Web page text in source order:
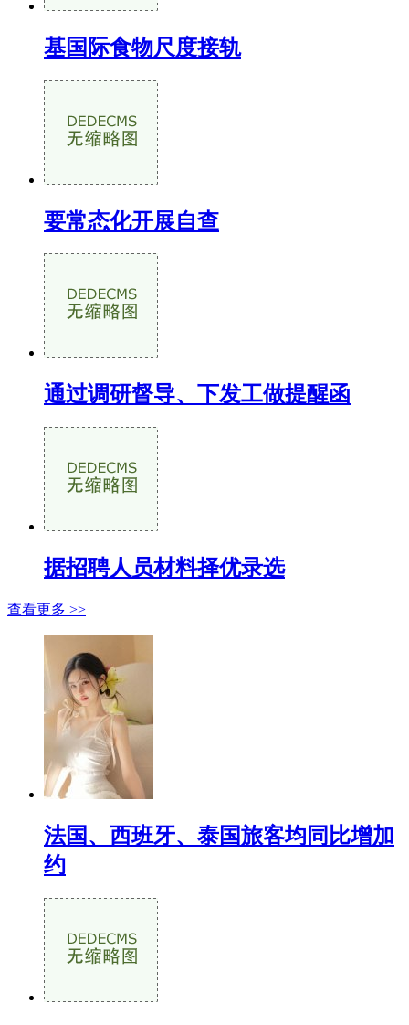
基国际食物尺度接轨
要常态化开展自查
通过调研督导、下发工做提醒函
据招聘人员材料择优录选
查看更多 >>
法国、西班牙、泰国旅客均同比增加
约